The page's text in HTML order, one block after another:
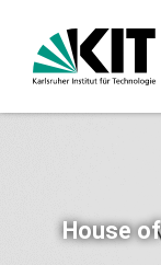
House